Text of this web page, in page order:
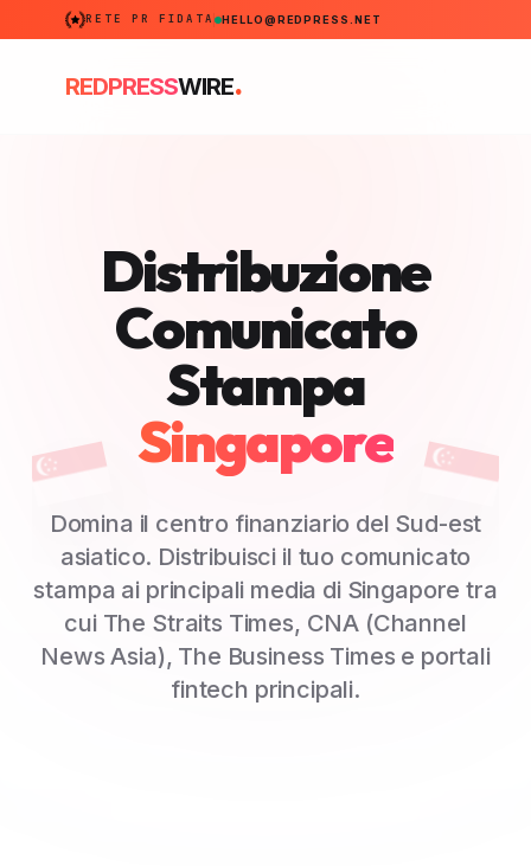
RETE PR FIDATA HELLO@REDPRESS.NET
REDPRESSWIRE.
Distribuzione
Comunicato
Stampa
Singapore
Domina il centro finanziario del Sud-est
asiatico. Distribuisci il tuo comunicato
stampa ai principali media di Singapore tra
cui The Straits Times, CNA (Channel
News Asia), The Business Times e portali
fintech principali.